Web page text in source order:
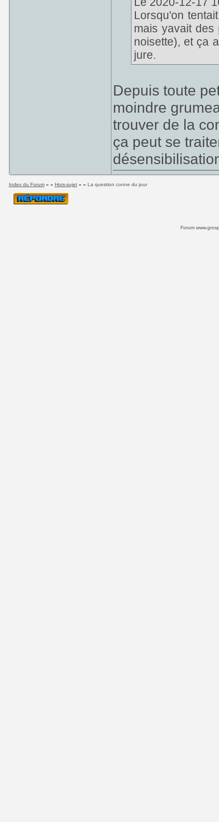
Lorsqu'on
mais yavait
noisette), et ça
jure.
Depuis toute
moindre
trouver de la
ça peut se
Index du Forum» » Hors-sujet» » La question conne du jour
Forum